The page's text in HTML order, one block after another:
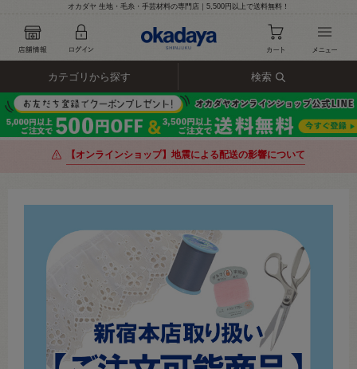
オカダヤ 生地・毛糸・手芸材料の専門店｜5,500円以上で送料無料！
カテゴリから探す 検索
【オンラインショップ】地震による配送の影響について